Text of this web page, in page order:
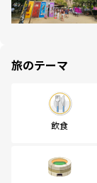
旅のテーマ
飲食